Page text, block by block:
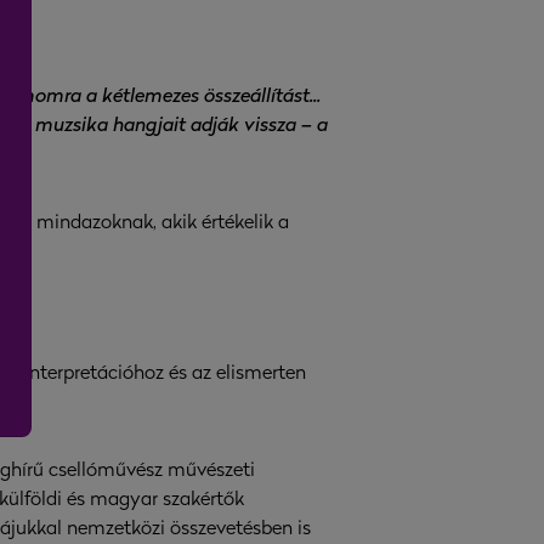
a kétlemezes összeállítást...
muzsika hangjait adják vissza – a
– mindazoknak, akik értékelik a
interpretációhoz és az elismerten
csellóművész művészeti
és magyar szakértők
nemzetközi összevetésben is